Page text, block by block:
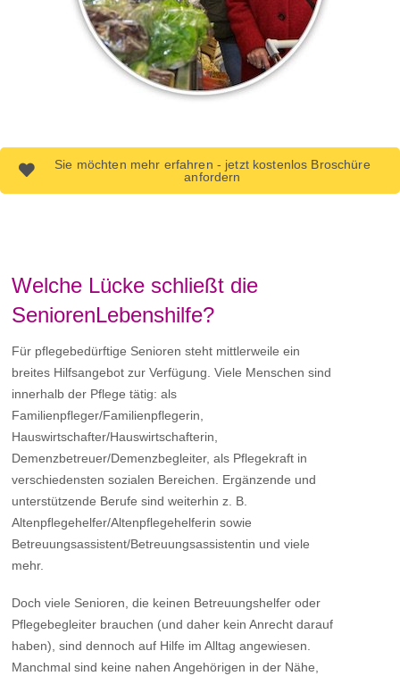
Sie möchten mehr erfahren - jetzt kostenlos Broschüre
anfordern
Welche Lücke schließt die
SeniorenLebenshilfe?
Für pflegebedürftige Senioren steht mittlerweile ein
breites Hilfsangebot zur Verfügung. Viele Menschen sind
innerhalb der Pflege tätig: als
Familienpfleger/Familienpflegerin,
Hauswirtschafter/Hauswirtschafterin,
Demenzbetreuer/Demenzbegleiter, als Pflegekraft in
verschiedensten sozialen Bereichen. Ergänzende und
unterstützende Berufe sind weiterhin z. B.
Altenpflegehelfer/Altenpflegehelferin sowie
Betreuungsassistent/Betreuungsassistentin und viele
mehr.
Doch viele Senioren, die keinen Betreuungshelfer oder
Pflegebegleiter brauchen (und daher kein Anrecht darauf
haben), sind dennoch auf Hilfe im Alltag angewiesen.
Manchmal sind keine nahen Angehörigen in der Nähe,